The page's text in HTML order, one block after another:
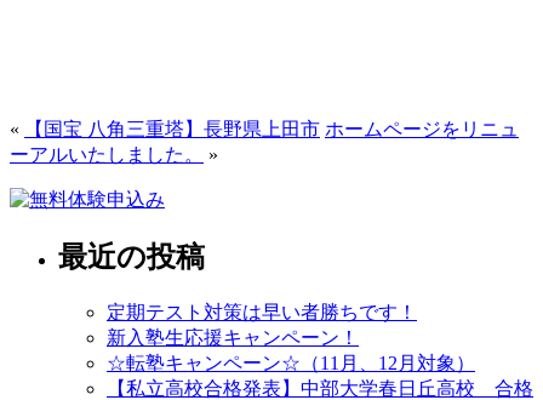
« 【国宝 八角三重塔】長野県上田市 ホームページをリニュ
ーアルいたしました。
»
最近の投稿
定期テスト対策は早い者勝ちです！
新入塾生応援キャンペーン！
☆転塾キャンペーン☆（11月、12月対象）
【私立高校合格発表】中部大学春日丘高校 合格